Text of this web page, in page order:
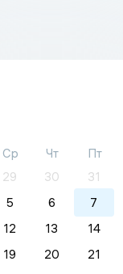
Ср Чт Пт
29 30 31
5 6 7
12 13 14
19 20 21